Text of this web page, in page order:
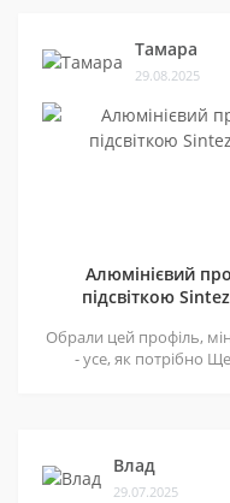
Тамара
29.08.2025
Алюмінієвий
підсвіткою
Обрали цей профіль,
- усе, як потрібно
Влад
29.07.2025